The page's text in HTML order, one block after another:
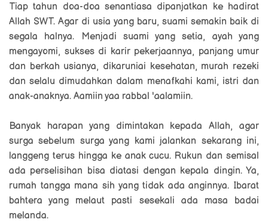
Tiap tahun doa-doa senantiasa dipanjatkan ke hadirat
Allah SWT. Agar di usia yang baru, suami semakin baik di
segala halnya. Menjadi suami yang setia, ayah yang
mengayomi, sukses di karir pekerjaannya, panjang umur
dan berkah usianya, dikaruniai kesehatan, murah rezeki
dan selalu dimudahkan dalam menafkahi kami, istri dan
anak-anaknya. Aamiin yaa rabbal 'aalamiin.
Banyak harapan yang dimintakan kepada Allah, agar
surga sebelum surga yang kami jalankan sekarang ini,
langgeng terus hingga ke anak cucu. Rukun dan semisal
ada perselisihan bisa diatasi dengan kepala dingin. Ya,
rumah tangga mana sih yang tidak ada anginnya. Ibarat
bahtera yang melaut pasti sesekali ada masa badai
melanda.